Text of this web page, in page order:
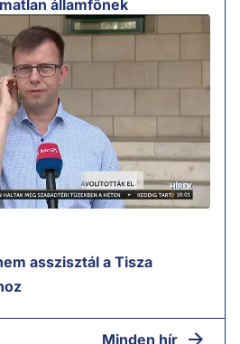
államfőnek
asszisztál a Tisza
Minden hír